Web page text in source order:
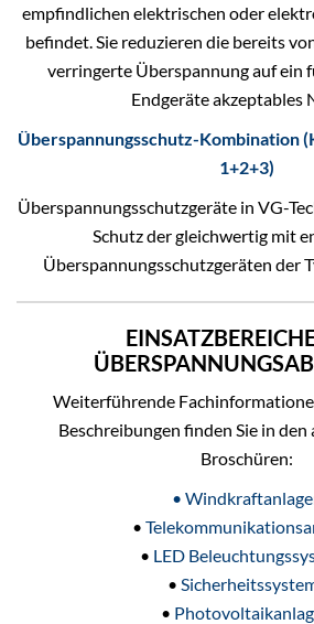
empfindlichen elektrischen oder
befindet. Sie reduzieren die bereits
verringerte Überspannung auf ein
Endgeräte akzeptables
Überspannungsschutz-Kombination
1+2+3)
Überspannungsschutzgeräte in VG-
Schutz der gleichwertig mit
Überspannungsschutzgeräten der
Weiterführende
Beschreibungen finden Sie in den
Broschüren:
•
•
• LED
•
•